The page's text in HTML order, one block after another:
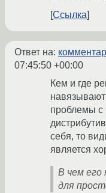
Ссылка
Ответ на:
07:45:50 +00:00
Кем и где
проблемы с
себя, то
является
В чем его
для